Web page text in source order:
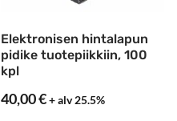
Elektronisen hintalapun
pidike tuotepiikkiin, 100
kpl
40,00€+ alv 25.5%